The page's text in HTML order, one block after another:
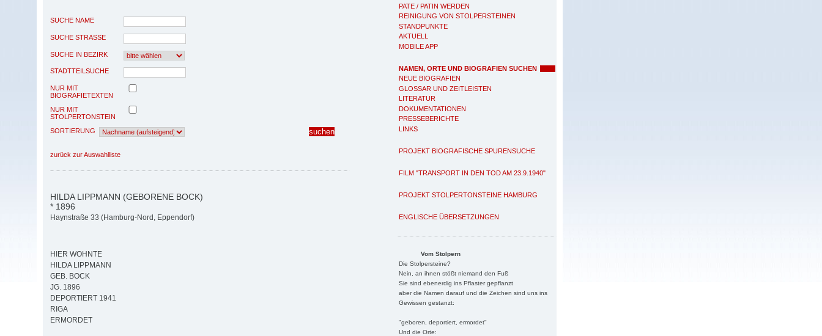
PATE / PATIN WERDEN
REINIGUNG VON STOLPERSTEINEN
STANDPUNKTE
AKTUELL
MOBILE APP
NAMEN, ORTE UND BIOGRAFIEN SUCHEN
NEUE BIOGRAFIEN
GLOSSAR UND ZEITLEISTEN
LITERATUR
DOKUMENTATIONEN
PRESSEBERICHTE
LINKS
PROJEKT BIOGRAFISCHE SPURENSUCHE
FILM "TRANSPORT IN DEN TOD AM 23.9.1940"
PROJEKT STOLPERTONSTEINE HAMBURG
ENGLISCHE ÜBERSETZUNGEN
Vom Stolpern
Die Stolpersteine?
Nein, an ihnen stößt niemand den Fuß
Sie sind ebenerdig ins Pflaster gepflanzt
aber die Namen darauf und die Zeichen sind uns ins
Gewissen gestanzt:
"geboren, deportiert, ermordet"
Und die Orte:
SUCHE NAME
SUCHE STRASSE
SUCHE IN BEZIRK
STADTTEILSUCHE
NUR MIT
BIOGRAFIETEXTEN
NUR MIT
STOLPERTONSTEIN
SORTIERUNG
zurück zur Auswahlliste
HILDA LIPPMANN (GEBORENE BOCK)
* 1896
Haynstraße 33 (Hamburg-Nord, Eppendorf)
HIER WOHNTE
HILDA LIPPMANN
GEB. BOCK
JG. 1896
DEPORTIERT 1941
RIGA
ERMORDET